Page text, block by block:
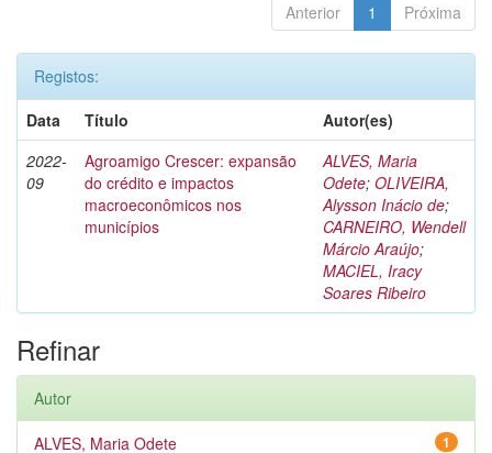
Anterior 1 Próxima
Registos:
Data
Título
Autor(es)
2022-
09
Agroamigo Crescer: expansão
do crédito e impactos
macroeconômicos nos
municípios
ALVES, Maria
Odete; OLIVEIRA,
Alysson Inácio de;
CARNEIRO, Wendell
Márcio Araújo;
MACIEL, Iracy
Soares Ribeiro
Refinar
Autor
1
ALVES, Maria Odete